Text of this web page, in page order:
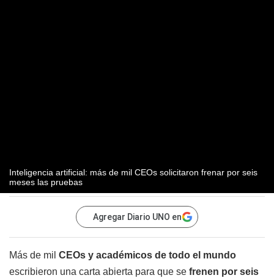
Inteligencia artificial: más de mil CEOs solicitaron frenar por seis
meses las pruebas
Agregar Diario UNO en
Más de mil CEOs y académicos de todo el mundo
escribieron una carta abierta para que se frenen por seis